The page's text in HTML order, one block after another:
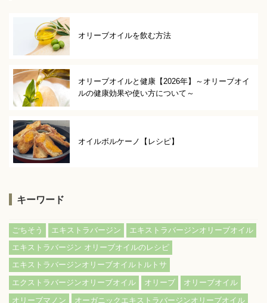
オリーブオイルを飲む方法
オリーブオイルと健康【2026年】～オリーブオイ
ルの健康効果や使い方について～
オイルボルケーノ【レシピ】
キーワード
ごちそう エキストラバージン
エキストラバージンオリーブオイル
エキストラバージン オリーブオイルのレシピ
エキストラバージンオリーブオイルトルトサ
エクストラバージンオリーブオイル
オリーブ
オリーブオイル
オリーブマノン
オーガニックエキストラバージンオリーブオイル